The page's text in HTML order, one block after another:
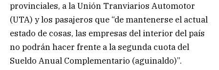
provinciales, a la Unión Tranviarios Automotor
(UTA) y los pasajeros que “de mantenerse el actual
estado de cosas, las empresas del interior del país
no podrán hacer frente a la segunda cuota del
Sueldo Anual Complementario (aguinaldo)”.